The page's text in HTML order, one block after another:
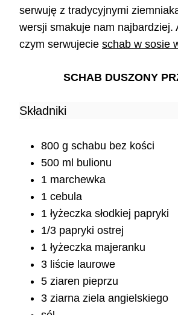
serwuję z tradycyjnymi
wersji smakuje nam najbardziej.
czym serwujecie schab w sosie
SCHAB DUSZONY
Składniki
800 g schabu bez kości
500 ml bulionu
1 marchewka
1 cebula
1 łyżeczka słodkiej papryki
1/3 papryki ostrej
1 łyżeczka majeranku
3 liście laurowe
5 ziaren pieprzu
3 ziarna ziela angielskiego